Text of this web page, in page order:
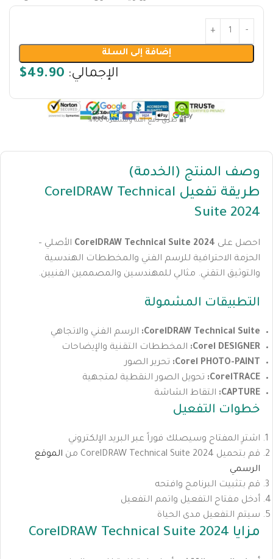
إضافة إلى السلة
الإجمالي: $49.90
🔐 طرق دفع آمنة ومشفرة 100%
وصف المنتج (الخدمة)
طريقة تفعيل CorelDRAW Technical
Suite 2024
احصل على CorelDRAW Technical Suite 2024 الأصلي –
الحزمة الاحترافية للرسم الفني والمخططات الهندسية
والتوثيق التقني. مثالي للمهندسين والمصممين الفنيين.
التطبيقات المشمولة
CorelDRAW Technical Suite:
الرسم الفني والاتجاهي
Corel DESIGNER:
المخططات التقنية والإيضاحات
Corel PHOTO-PAINT:
تحرير الصور
CorelTRACE:
تحويل الصور النقطية لمتجهية
CAPTURE:
التقاط الشاشة
خطوات التفعيل
اشترِ المفتاح وسيصلك فوراً عبر البريد الإلكتروني
قم بتحميل CorelDRAW Technical Suite 2024 من
الموقع
الرسمي
قم بتثبيت البرنامج وافتحه
أدخل مفتاح التفعيل واتمم التفعيل
سيتم التفعيل مدى الحياة
مزايا CorelDRAW Technical Suite 2024